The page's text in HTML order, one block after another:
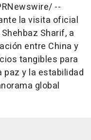
--
la visita oficial
Sharif, a
entre China y
tangibles para
paz y la estabilidad
global